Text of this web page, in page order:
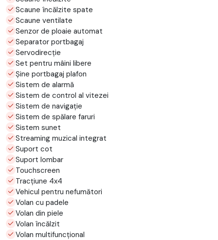
Scaune încălzite spate
Scaune ventilate
Senzor de ploaie automat
Separator portbagaj
Servodirecție
Set pentru mâini libere
Şine portbagaj plafon
Sistem de alarmă
Sistem de control al vitezei
Sistem de navigație
Sistem de spălare faruri
Sistem sunet
Streaming muzical integrat
Suport cot
Suport lombar
Touchscreen
Tracțiune 4x4
Vehicul pentru nefumători
Volan cu padele
Volan din piele
Volan încălzit
Volan multifuncțional